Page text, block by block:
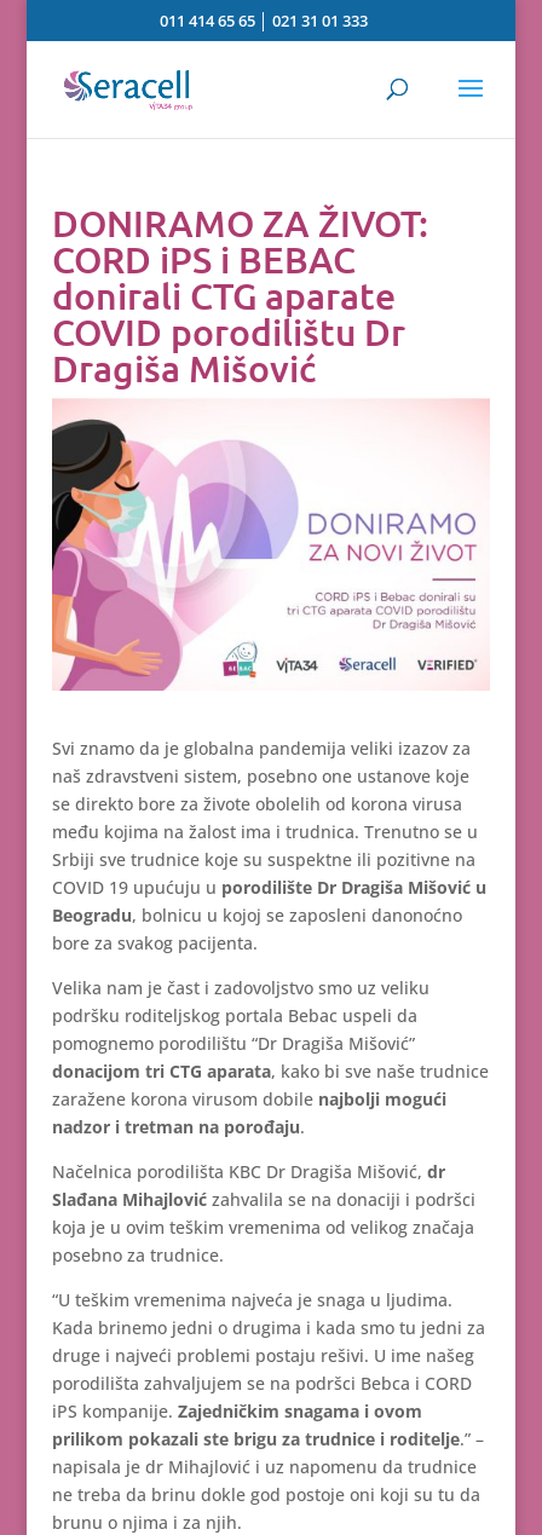
011 414 65 65 │021 31 01 333
DONIRAMO ZA ŽIVOT:
CORD iPS i BEBAC
donirali CTG aparate
COVID porodilištu Dr
Dragiša Mišović
Svi znamo da je globalna pandemija veliki izazov za
naš zdravstveni sistem, posebno one ustanove koje
se direkto bore za živote obolelih od korona virusa
među kojima na žalost ima i trudnica. Trenutno se u
Srbiji sve trudnice koje su suspektne ili pozitivne na
COVID 19 upućuju u porodilište Dr Dragiša Mišović u
Beogradu, bolnicu u kojoj se zaposleni danonoćno
bore za svakog pacijenta.
Velika nam je čast i zadovoljstvo smo uz veliku
podršku roditeljskog portala Bebac uspeli da
pomognemo porodilištu “Dr Dragiša Mišović”
donacijom tri CTG aparata, kako bi sve naše trudnice
zaražene korona virusom dobile najbolji mogući
nadzor i tretman na porođaju.
Načelnica porodilišta KBC Dr Dragiša Mišović, dr
Slađana Mihajlović zahvalila se na donaciji i podršci
koja je u ovim teškim vremenima od velikog značaja
posebno za trudnice.
“U teškim vremenima najveća je snaga u ljudima.
Kada brinemo jedni o drugima i kada smo tu jedni za
druge i najveći problemi postaju rešivi. U ime našeg
porodilišta zahvaljujem se na podršci Bebca i CORD
iPS kompanije. Zajedničkim snagama i ovom
prilikom pokazali ste brigu za trudnice i roditelje.” –
napisala je dr Mihajlović i uz napomenu da trudnice
ne treba da brinu dokle god postoje oni koji su tu da
brunu o njima i za njih.